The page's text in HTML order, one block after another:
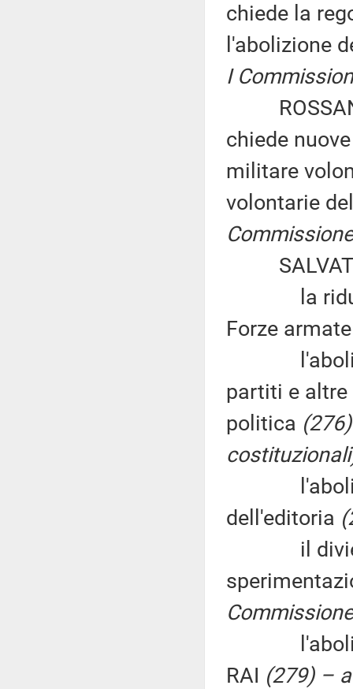
chiede la
l'abolizione
I
chiede
militare
volontarie
la
Forze
partiti e altre
politica
dell'editoria
il divieto
RAI (279) –